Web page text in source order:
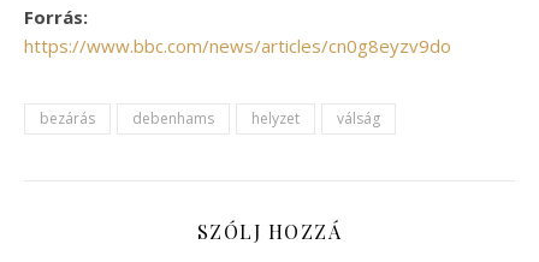
Forrás:
https://www.bbc.com/news/articles/cn0g8eyzv9do
bezárás debenhams helyzet válság
SZÓLJ HOZZÁ